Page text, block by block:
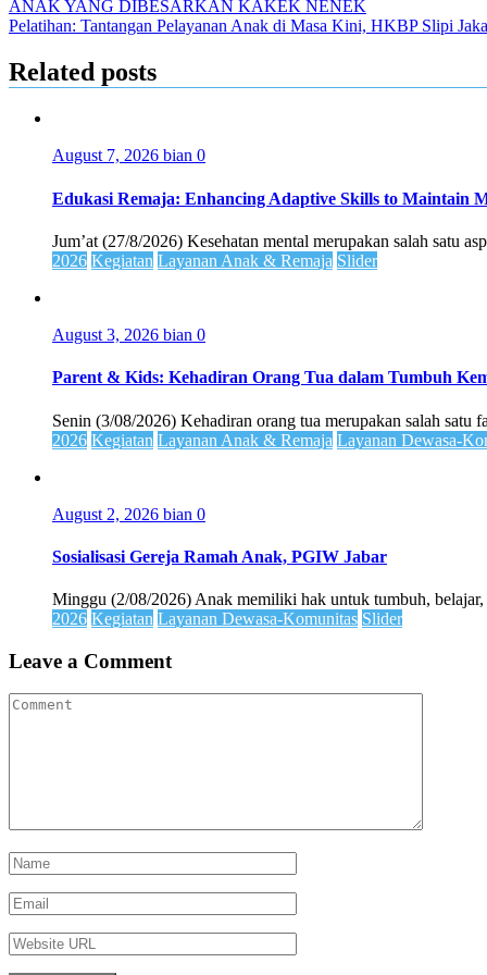
ANAK YANG DIBESARKAN KAKEK NENEK
Pelatihan: Tantangan Pelayanan Anak di Masa Kini, HKBP Slipi
Related posts
August 7, 2026 bian 0
Edukasi Remaja: Enhancing Adaptive Skills to Maintain
Jum’at (27/8/2026) Kesehatan mental merupakan salah satu
2026 Kegiatan Layanan Anak & Remaja Slider
August 3, 2026 bian 0
Parent & Kids: Kehadiran Orang Tua dalam Tumbuh
Senin (3/08/2026) Kehadiran orang tua merupakan salah satu
2026 Kegiatan Layanan Anak & Remaja Layanan Dewasa-
August 2, 2026 bian 0
Sosialisasi Gereja Ramah Anak, PGIW Jabar
Minggu (2/08/2026) Anak memiliki hak untuk tumbuh,
2026 Kegiatan Layanan Dewasa-Komunitas Slider
Leave a Comment